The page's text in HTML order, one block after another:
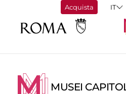
Acquista
MUSEI